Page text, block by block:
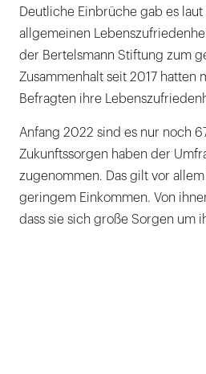
Deutliche Einbrüche gab es
allgemeinen
der Bertelsmann Stiftung zum
Zusammenhalt seit 2017 hatten
Befragten ihre
Anfang 2022 sind es nur noch
Zukunftssorgen haben der
zugenommen. Das gilt vor
geringem Einkommen. Von
dass sie sich große Sorgen um